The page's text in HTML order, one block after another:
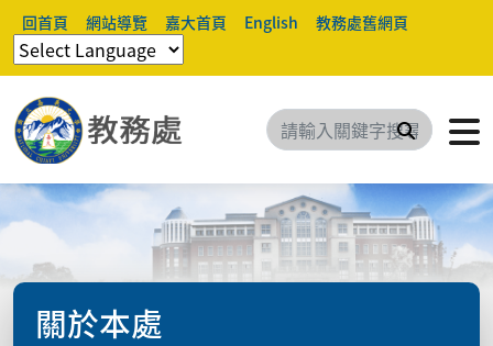
回首頁 網站導覽 嘉大首頁 English 教務處舊網頁
搜尋
關於本處